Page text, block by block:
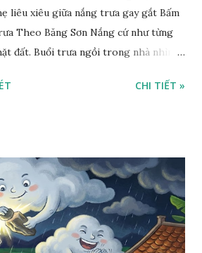
liêu xiêu giữa nắng trưa gay gắt Bấm
Theo Băng Sơn Nắng cứ như từng
đất. Buổi trưa ngồi trong nhà nhìn
CHI TIẾT »